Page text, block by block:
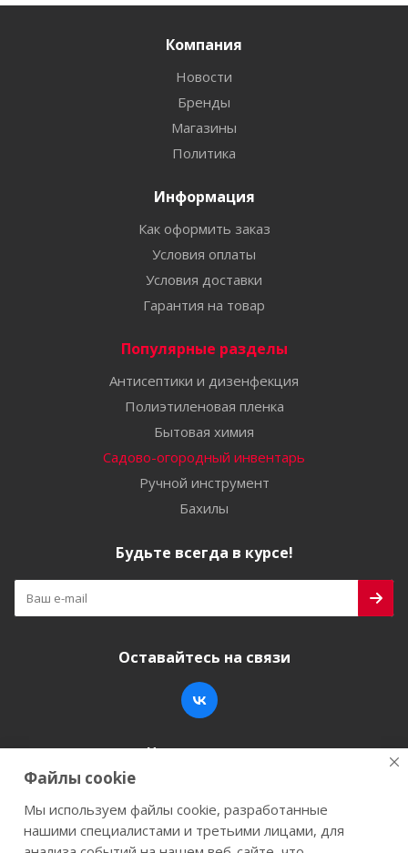
Компания
Новости
Бренды
Магазины
Политика
Информация
Как оформить заказ
Условия оплаты
Условия доставки
Гарантия на товар
Популярные разделы
Антисептики и дизенфекция
Полиэтиленовая пленка
Бытовая химия
Садово-огородный инвентарь
Ручной инструмент
Бахилы
Будьте всегда в курсе!
Оставайтесь на связи
Наши контакты
+7 (846) 200-05-15
г. Самара, ул. Заводское шоссе, 17
Файлы cookie
Мы используем файлы cookie, разработанные
нашими специалистами и третьими лицами, для